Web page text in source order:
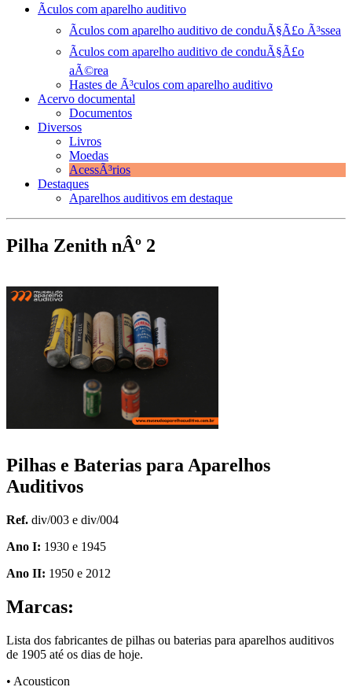
Ãculos com aparelho auditivo
Ãculos com aparelho auditivo de conduÃ§Ã£o Ã³ssea
Ãculos com aparelho auditivo de conduÃ§Ã£o
aÃ©rea
Hastes de Ã³culos com aparelho auditivo
Acervo documental
Documentos
Diversos
Livros
Moedas
AcessÃ³rios
Destaques
Aparelhos auditivos em destaque
Pilha Zenith nÂº 2
Pilhas e Baterias para Aparelhos
Auditivos
Ref. div/003 e div/004
Ano I: 1930 e 1945
Ano II: 1950 e 2012
Marcas:
Lista dos fabricantes de pilhas ou baterias para aparelhos auditivos
de 1905 até os dias de hoje.
• Acousticon